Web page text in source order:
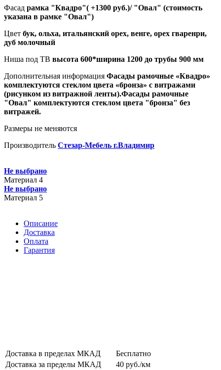
Фасад рамка "Квадро"( +1300 руб.)/ "Овал" (стоимость
указана в рамке "Овал")
Цвет бук, ольха, итальянский орех, венге, орех гваренри,
дуб молочный
Ниша под ТВ высота 600*ширина 1200 до трубы 900 мм
Дополнительная информация Фасады рамочные «Квадро»
комплектуются стеклом цвета «бронза» с витражами
(рисунком из витражной ленты).Фасады рамочные
"Овал" комплектуются стеклом цвета "бронза" без
витражей.
Размеры не меняются
Производитель Стезар-Мебель г.Владимир
Не выбрано
Материал 4
Не выбрано
Материал 5
Описание
Доставка
Оплата
Гарантия
Доставка в пределах МКАД
Бесплатно
Доставка за пределы МКАД
40 руб./км